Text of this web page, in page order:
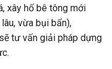
xây hố bê tông mới
vừa bụi bẩn),
sẽ tư vấn giải pháp dựng